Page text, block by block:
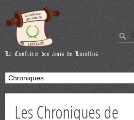
Les Chroniques de